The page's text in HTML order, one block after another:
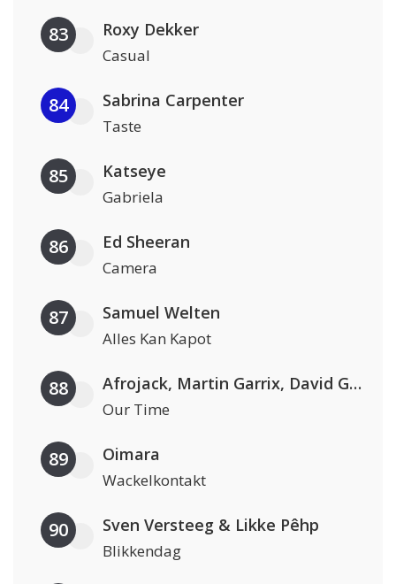
83 Roxy Dekker
Casual
84 Sabrina Carpenter
Taste
85 Katseye
Gabriela
86 Ed Sheeran
Camera
87 Samuel Welten
Alles Kan Kapot
88 Afrojack, Martin Garrix, David Guetta & Amél
Our Time
89 Oimara
Wackelkontakt
90 Sven Versteeg & Likke Pêhp
Blikkendag